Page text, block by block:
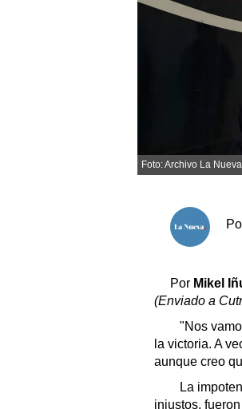
Sociedad y
Fúnebres
Horóscopo
Suplementos
Foto: Archivo La Nueva.
Por Mikel
(Enviado a
"Nos
la victoria. A
aunque creo
La
injustos,